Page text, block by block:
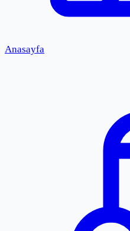
Anasayfa